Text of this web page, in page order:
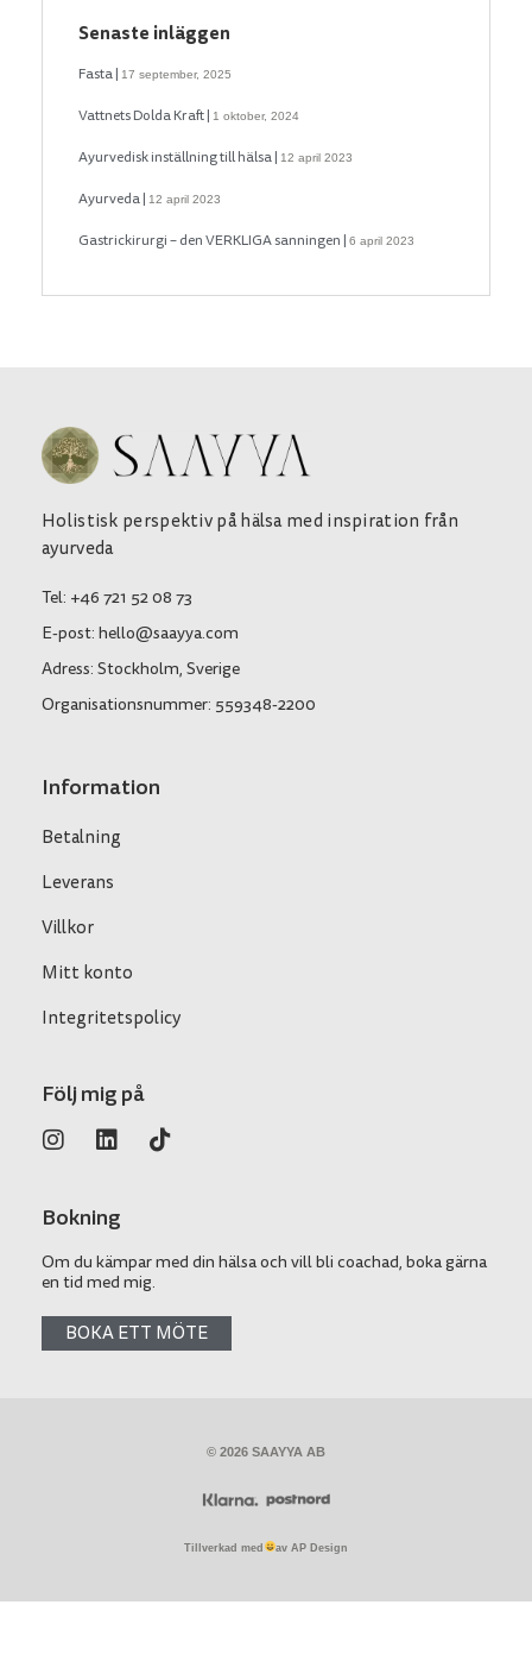
Senaste inläggen
Fasta 17 september, 2025
Vattnets Dolda Kraft 1 oktober, 2024
Ayurvedisk inställning till hälsa 12 april 2023
Ayurveda 12 april 2023
Gastrickirurgi – den VERKLIGA sanningen 6 april 2023
Holistisk perspektiv på hälsa med inspiration från
ayurveda
Tel: +46 721 52 08 73
E-post: hello@saayya.com
Adress: Stockholm, Sverige
Organisationsnummer: 559348-2200
Information
Betalning
Leverans
Villkor
Mitt konto
Integritetspolicy
Följ mig på
Bokning
Om du kämpar med din hälsa och vill bli coachad, boka gärna
en tid med mig.
BOKA ETT MÖTE
© 2026 SAAYYA AB
Tillverkad med av AP Design